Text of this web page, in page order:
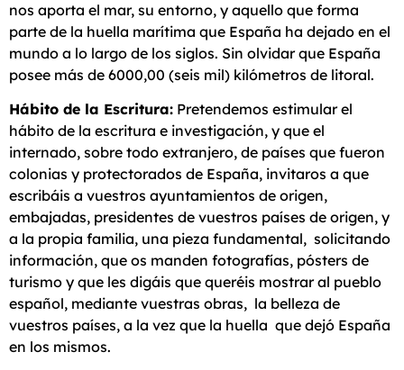
nos aporta el mar, su entorno, y aquello que forma
parte de la huella marítima que España ha dejado en el
mundo a lo largo de los siglos. Sin olvidar que España
posee más de 6000,00 (seis mil) kilómetros de litoral.
Hábito de la Escritura: Pretendemos estimular el
hábito de la escritura e investigación, y que el
internado, sobre todo extranjero, de países que fueron
colonias y protectorados de España, invitaros a que
escribáis a vuestros ayuntamientos de origen,
embajadas, presidentes de vuestros países de origen, y
a la propia familia, una pieza fundamental, solicitando
información, que os manden fotografías, pósters de
turismo y que les digáis que queréis mostrar al pueblo
español, mediante vuestras obras, la belleza de
vuestros países, a la vez que la huella que dejó España
en los mismos.